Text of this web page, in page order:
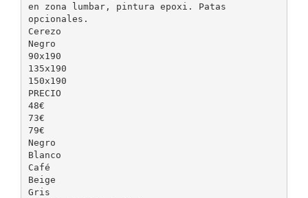
en zona lumbar, pintura epoxi. Patas
opcionales.
Cerezo
Negro
90x190
135x190
150x190
PRECIO
48€
73€
79€
Negro
Blanco
Café
Beige
Gris